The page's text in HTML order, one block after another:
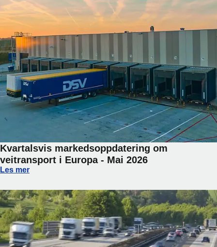
Kvartalsvis markedsoppdatering om
veitransport i Europa - Mai 2026
Kvartalsvis markedsoppdatering om veitransport i Europa -
Les mer